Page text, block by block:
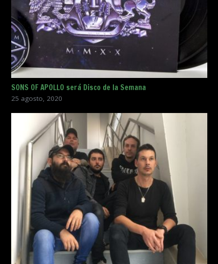
SONS OF APOLLO será Disco de la Semana
25 agosto, 2020